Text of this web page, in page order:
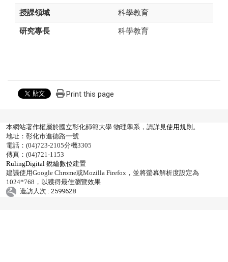
授課領域
科學教育
研究專長
科學教育
Print this page
本網站著作權屬於國立彰化師範大學 物理學系，請詳見使用規則 。
地址：彰化市進德路一號
電話：(04)723-2105分機3305
傳真：(04)721-1153
RulingDigital 銳綸數位建置
建議使用Google Chrome或Mozilla Firefox，並將螢幕解析度設定為
1024*768，以獲得最佳瀏覽效果
造訪人次 : 2599628